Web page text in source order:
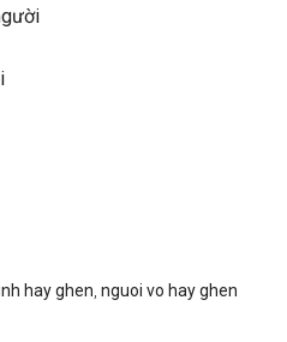
hay ghen nguoi vo hay ghen